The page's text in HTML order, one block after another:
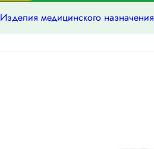
Изделия медицинского назначения